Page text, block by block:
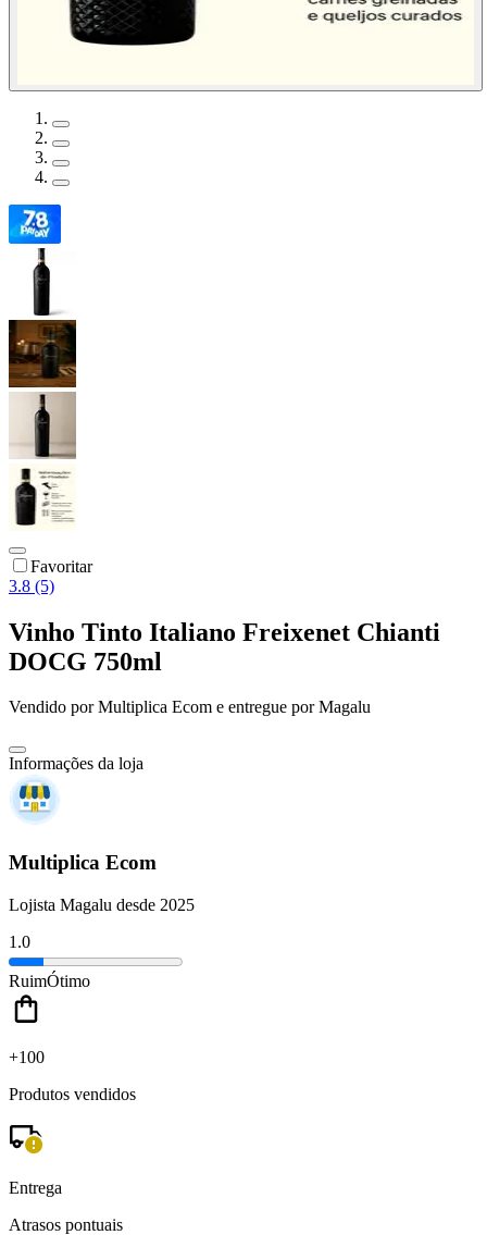
Favoritar
3.8 (5)
Vinho Tinto Italiano Freixenet Chianti
DOCG 750ml
Vendido porMultiplica Ecom e entregue por Magalu
Informações da loja
Multiplica Ecom
Lojista Magalu desde 2025
1.0
RuimÓtimo
+100
Produtos vendidos
Entrega
Atrasos pontuais